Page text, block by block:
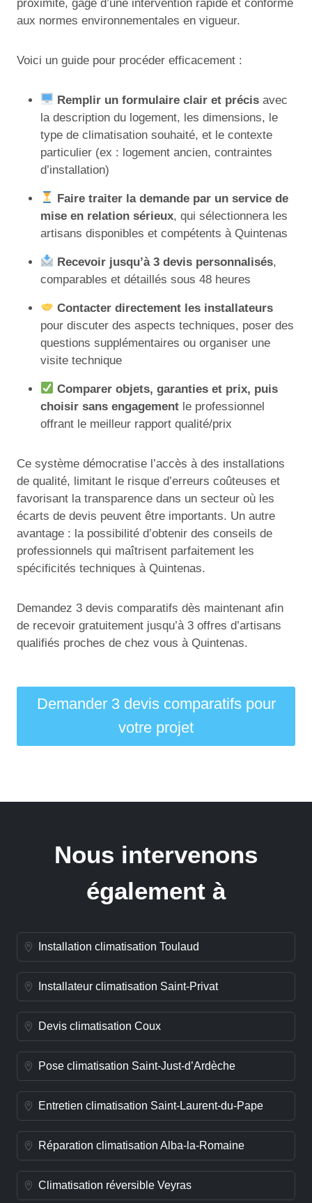
proximité, gage d’une intervention rapide et conforme
aux normes environnementales en vigueur.
Voici un guide pour procéder efficacement :
Remplir un formulaire clair et précis avec
la description du logement, les dimensions, le
type de climatisation souhaité, et le contexte
particulier (ex : logement ancien, contraintes
d’installation)
Faire traiter la demande par un service de
mise en relation sérieux, qui sélectionnera les
artisans disponibles et compétents à Quintenas
Recevoir jusqu’à 3 devis personnalisés,
comparables et détaillés sous 48 heures
Contacter directement les installateurs
pour discuter des aspects techniques, poser des
questions supplémentaires ou organiser une
visite technique
Comparer objets, garanties et prix, puis
choisir sans engagement le professionnel
offrant le meilleur rapport qualité/prix
Ce système démocratise l’accès à des installations
de qualité, limitant le risque d’erreurs coûteuses et
favorisant la transparence dans un secteur où les
écarts de devis peuvent être importants. Un autre
avantage : la possibilité d’obtenir des conseils de
professionnels qui maîtrisent parfaitement les
spécificités techniques à Quintenas.
Demandez 3 devis comparatifs dès maintenant afin
de recevoir gratuitement jusqu’à 3 offres d’artisans
qualifiés proches de chez vous à Quintenas.
Demander 3 devis comparatifs pour
votre projet
Nous intervenons
également à
Installation climatisation Toulaud
Installateur climatisation Saint-Privat
Devis climatisation Coux
Pose climatisation Saint-Just-d’Ardèche
Entretien climatisation Saint-Laurent-du-Pape
Réparation climatisation Alba-la-Romaine
Climatisation réversible Veyras